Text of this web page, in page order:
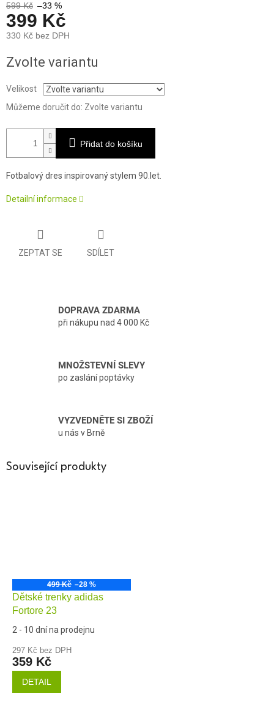
599 Kč –33 %
399 Kč
330 Kč bez DPH
cena:
Zvolte variantu
Velikost
Můžeme doručit do: Zvolte variantu
Přidat do košíku
Fotbalový dres inspirovaný stylem 90.let.
Detailní informace
ZEPTAT SE SDÍLET
DOPRAVA ZDARMA
při nákupu nad 4 000 Kč
MNOŽSTEVNÍ SLEVY
po zaslání poptávky
VYZVEDNĚTE SI ZBOŽÍ
u nás v Brně
Související produkty
499 Kč –28 %
Dětské trenky adidas
Fortore 23
2 - 10 dní na prodejnu
297 Kč bez DPH
359 Kč
DETAIL